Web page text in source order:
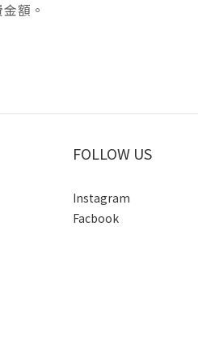
額。
FOLLOW US
Instagram
Facbook